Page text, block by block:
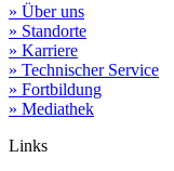
» Über uns
» Standorte
» Karriere
» Technischer Service
» Fortbildung
» Mediathek
Links